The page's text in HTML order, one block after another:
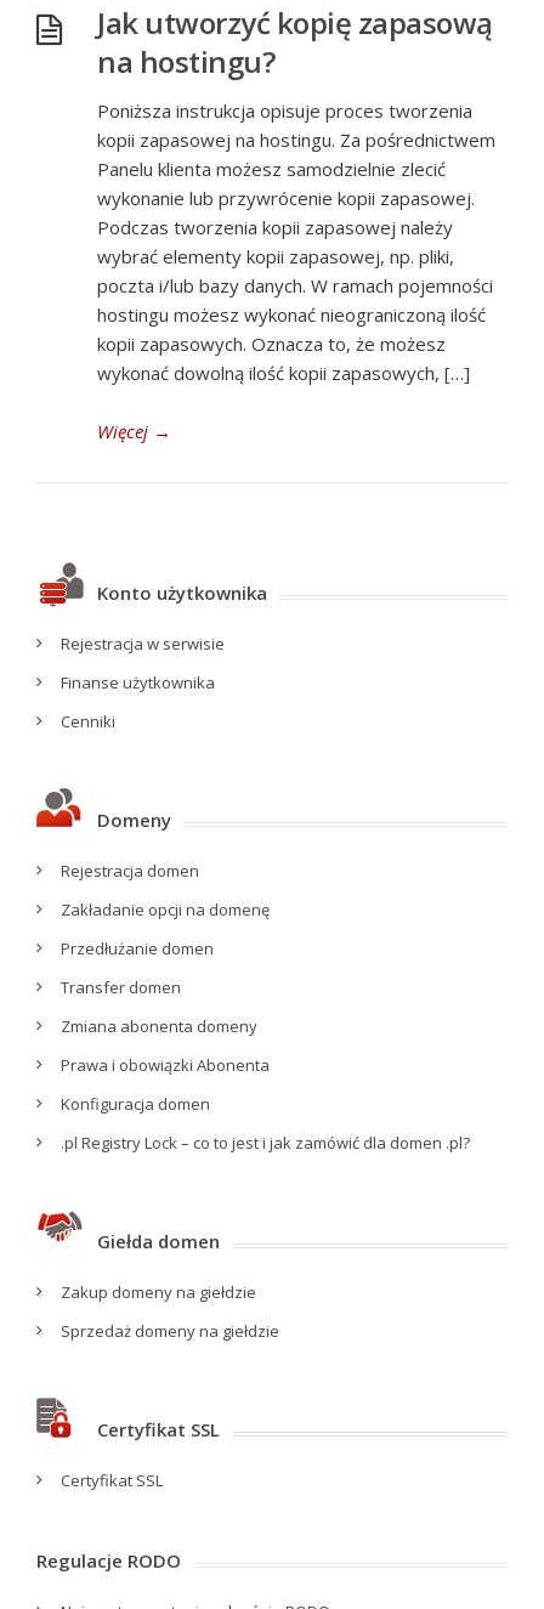
Jak utworzyć kopię zapasową
na hostingu?
Poniższa instrukcja opisuje proces tworzenia
kopii zapasowej na hostingu. Za pośrednictwem
Panelu klienta możesz samodzielnie zlecić
wykonanie lub przywrócenie kopii zapasowej.
Podczas tworzenia kopii zapasowej należy
wybrać elementy kopii zapasowej, np. pliki,
poczta i/lub bazy danych. W ramach pojemności
hostingu możesz wykonać nieograniczoną ilość
kopii zapasowych. Oznacza to, że możesz
wykonać dowolną ilość kopii zapasowych, […]
Więcej →
Konto użytkownika
Rejestracja w serwisie
Finanse użytkownika
Cenniki
Domeny
Rejestracja domen
Zakładanie opcji na domenę
Przedłużanie domen
Transfer domen
Zmiana abonenta domeny
Prawa i obowiązki Abonenta
Konfiguracja domen
.pl Registry Lock – co to jest i jak zamówić dla domen .pl?
Giełda domen
Zakup domeny na giełdzie
Sprzedaż domeny na giełdzie
Certyfikat SSL
Certyfikat SSL
Regulacje RODO